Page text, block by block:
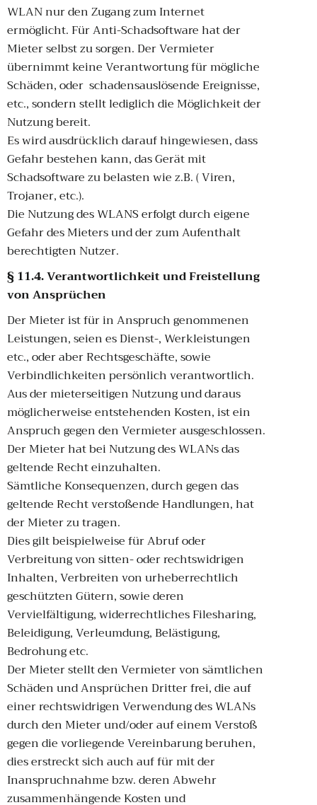
WLAN nur den Zugang zum Internet
ermöglicht. Für Anti-Schadsoftware hat der
Mieter selbst zu sorgen. Der Vermieter
übernimmt keine Verantwortung für mögliche
Schäden, oder schadensauslösende Ereignisse,
etc., sondern stellt lediglich die Möglichkeit der
Nutzung bereit.
Es wird ausdrücklich darauf hingewiesen, dass
Gefahr bestehen kann, das Gerät mit
Schadsoftware zu belasten wie z.B. ( Viren,
Trojaner, etc.).
Die Nutzung des WLANS erfolgt durch eigene
Gefahr des Mieters und der zum Aufenthalt
berechtigten Nutzer.
§ 11.4. Verantwortlichkeit und Freistellung
von Ansprüchen
Der Mieter ist für in Anspruch genommenen
Leistungen, seien es Dienst-, Werkleistungen
etc., oder aber Rechtsgeschäfte, sowie
Verbindlichkeiten persönlich verantwortlich.
Aus der mieterseitigen Nutzung und daraus
möglicherweise entstehenden Kosten, ist ein
Anspruch gegen den Vermieter ausgeschlossen.
Der Mieter hat bei Nutzung des WLANs das
geltende Recht einzuhalten.
Sämtliche Konsequenzen, durch gegen das
geltende Recht verstoßende Handlungen, hat
der Mieter zu tragen.
Dies gilt beispielweise für Abruf oder
Verbreitung von sitten- oder rechtswidrigen
Inhalten, Verbreiten von urheberrechtlich
geschützten Gütern, sowie deren
Vervielfältigung, widerrechtliches Filesharing,
Beleidigung, Verleumdung, Belästigung,
Bedrohung etc.
Der Mieter stellt den Vermieter von sämtlichen
Schäden und Ansprüchen Dritter frei, die auf
einer rechtswidrigen Verwendung des WLANs
durch den Mieter und/oder auf einem Verstoß
gegen die vorliegende Vereinbarung beruhen,
dies erstreckt sich auch auf für mit der
Inanspruchnahme bzw. deren Abwehr
zusammenhängende Kosten und